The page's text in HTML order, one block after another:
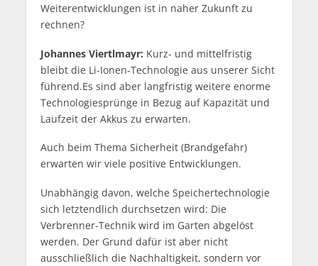
Weiterentwicklungen ist in naher Zukunft zu
rechnen?
Johannes Viertlmayr: Kurz- und mittelfristig
bleibt die Li-Ionen-Technologie aus unserer Sicht
führend.Es sind aber langfristig weitere enorme
Technologiesprünge in Bezug auf Kapazität und
Laufzeit der Akkus zu erwarten.
Auch beim Thema Sicherheit (Brandgefahr)
erwarten wir viele positive Entwicklungen.
Unabhängig davon, welche Speichertechnologie
sich letztendlich durchsetzen wird: Die
Verbrenner-Technik wird im Garten abgelöst
werden. Der Grund dafür ist aber nicht
ausschließlich die Nachhaltigkeit, sondern vor